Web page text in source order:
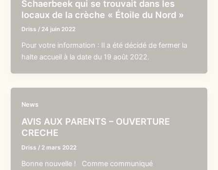
Schaerbeek qui se trouvait dans les
locaux de la crèche « Étoile du Nord »
Driss / 24 juin 2022
Pour votre information : Il a été décidé de fermer la
halte accueil à la date du 19 août 2022.
News
AVIS AUX PARENTS – OUVERTURE
CRECHE
Driss / 2 mars 2022
Bonne nouvelle ! Comme communiqué